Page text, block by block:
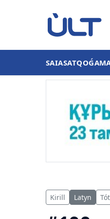
SAIASATQOǴAM
Kirill Latyn